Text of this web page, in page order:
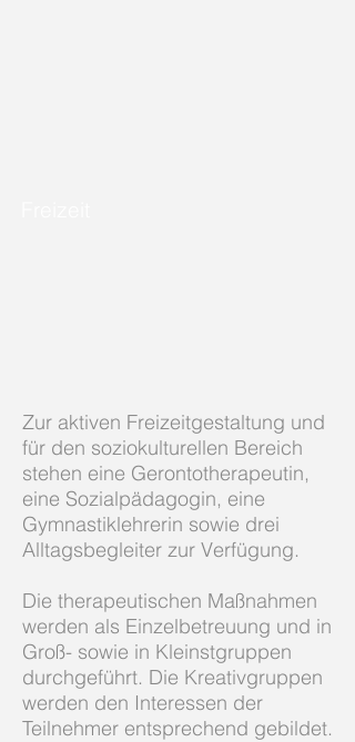
Zur aktiven Freizeitgestaltung und
für den soziokulturellen Bereich
stehen eine Gerontotherapeutin,
eine Sozialpädagogin, eine
Gymnastiklehrerin sowie drei
Alltagsbegleiter zur Verfügung.
Die therapeutischen Maßnahmen
werden als Einzelbetreuung und in
Groß- sowie in Kleinstgruppen
durchgeführt. Die Kreativgruppen
werden den Interessen der
Teilnehmer entsprechend gebildet.